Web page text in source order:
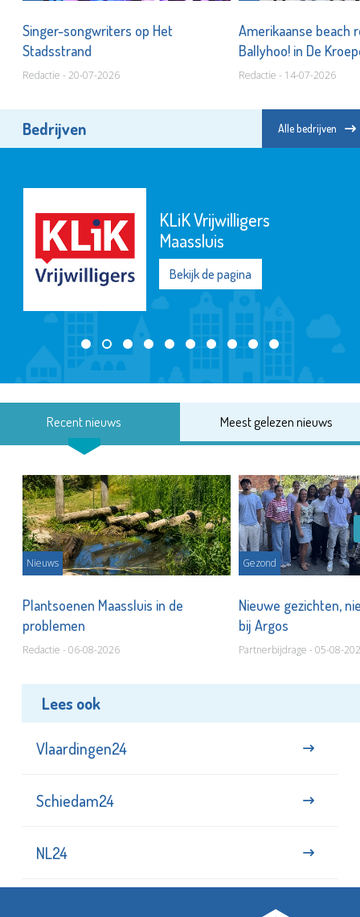
Singer-songwriters op Het
Stadsstrand
Redactie - 20-07-2026
Amerikaanse beach
Ballyhoo! in De
Redactie - 14-07-2026
Bedrijven Alle bedrijven
KLiK Vrijwilligers
Maassluis
Bekijk de pagina
Recent nieuws Meest gelezen nieuws
Nieuws
Plantsoenen Maassluis in de
problemen
Redactie - 06-08-2026
Gezond
Nieuwe gezichten,
bij Argos
Partnerbijdrage - 05-08-
Lees ook
Vlaardingen24
Schiedam24
NL24